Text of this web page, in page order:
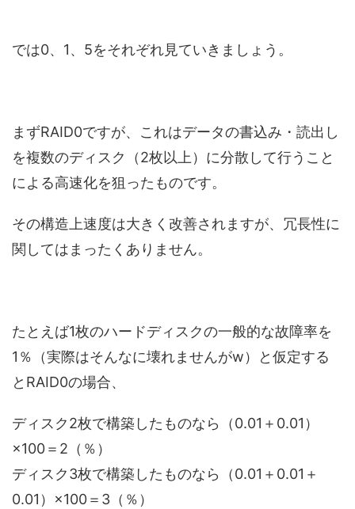
では0、1、5をそれぞれ見ていきましょう。
まずRAID0ですが、これはデータの書込み・読出し
を複数のディスク（2枚以上）に分散して行うこと
による高速化を狙ったものです。
その構造上速度は大きく改善されますが、冗長性に
関してはまったくありません。
たとえば1枚のハードディスクの一般的な故障率を
1％（実際はそんなに壊れませんがw）と仮定する
とRAID0の場合、
ディスク2枚で構築したものなら（0.01＋0.01）
×100＝2（％）
ディスク3枚で構築したものなら（0.01＋0.01＋
0.01）×100＝3（％）